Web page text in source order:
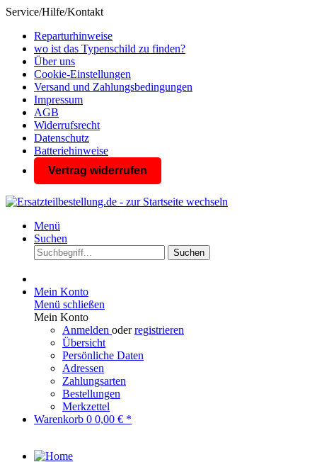
Service/Hilfe/Kontakt
Reparturhinweise
wo ist das Typenschild zu finden?
Über uns
Cookie-Einstellungen
Versand und Zahlungsbedingungen
Impressum
AGB
Widerrufsrecht
Datenschutz
Batteriehinweise
Vertrag widerrufen
Menü
Suchen
Suchen
Mein Konto
Menü schließen
Mein Konto
Anmelden oderregistrieren
Übersicht
Persönliche Daten
Adressen
Zahlungsarten
Bestellungen
Merkzettel
Warenkorb 0 0,00 € *